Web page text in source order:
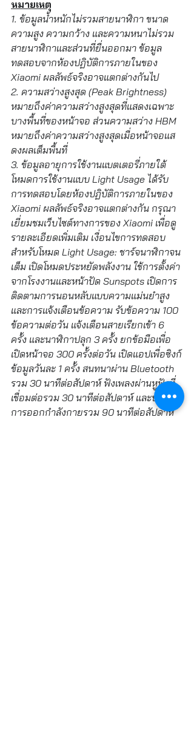
หมายเหตุ
1. ข้อมูลน้ำหนักไม่รวมสายนาฬิกา ขนาด
ความสูง ความกว้าง และความหนาไม่รวม
สายนาฬิกาและส่วนที่ยื่นออกมา ข้อมูล
ทดสอบจากห้องปฏิบัติการภายในของ
Xiaomi ผลลัพธ์จริงอาจแตกต่างกันไป
2. ความสว่างสูงสุด (Peak Brightness)
หมายถึงค่าความสว่างสูงสุดที่แสดงเฉพาะ
บางพื้นที่ของหน้าจอ ส่วนความสว่าง HBM
หมายถึงค่าความสว่างสูงสุดเมื่อหน้าจอแส
ดงผลเต็มพื้นที่
3. ข้อมูลอายุการใช้งานแบตเตอรี่ภายใต้
โหมดการใช้งานแบบ Light Usage ได้รับ
การทดสอบโดยห้องปฏิบัติการภายในของ
Xiaomi ผลลัพธ์จริงอาจแตกต่างกัน กรุณา
เยี่ยมชมเว็บไซต์ทางการของ Xiaomi เพื่อดู
รายละเอียดเพิ่มเติม เงื่อนไขการทดสอบ
สำหรับโหมด Light Usage: ชาร์จนาฬิกาจน
เต็ม เปิดโหมดประหยัดพลังงาน ใช้การตั้งค่า
จากโรงงานและหน้าปัด Sunspots เปิดการ
ติดตามการนอนหลับแบบความแม่นยำสูง
และการแจ้งเตือนข้อความ รับข้อความ 100
ข้อความต่อวัน แจ้งเตือนสายเรียกเข้า 6
ครั้ง และนาฬิกาปลุก 3 ครั้ง ยกข้อมือเพื่อ
เปิดหน้าจอ 300 ครั้งต่อวัน เปิดแอปเพื่อซิงก์
ข้อมูลวันละ 1 ครั้ง สนทนาผ่าน Bluetooth
รวม 30 นาทีต่อสัปดาห์ ฟังเพลงผ่านหูฟังที่
เชื่อมต่อรวม 30 นาทีต่อสัปดาห์ และบันทึก
การออกกำลังกายรวม 90 นาทีต่อสัปดาห์